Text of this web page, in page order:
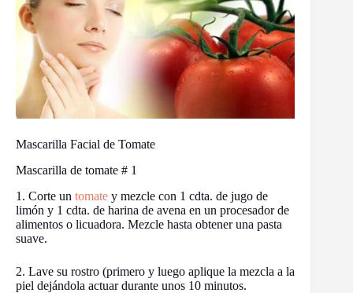
Mascarilla Facial de Tomate
Mascarilla de tomate # 1
1. Corte un tomate y mezcle con 1 cdta. de jugo de
limón y 1 cdta. de harina de avena en un procesador de
alimentos o licuadora. Mezcle hasta obtener una pasta
suave.
2. Lave su rostro (primero y luego aplique la mezcla a la
piel dejándola actuar durante unos 10 minutos.